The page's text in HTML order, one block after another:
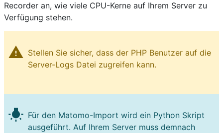
Recorder an, wie viele CPU-Kerne auf Ihrem Server zu
Verfügung stehen.
warning Stellen Sie sicher, dass der PHP Benutzer auf die
Server-Logs Datei zugreifen kann.
wb_incandescent Für den Matomo-Import wird ein Python Skript
ausgeführt. Auf Ihrem Server muss demnach